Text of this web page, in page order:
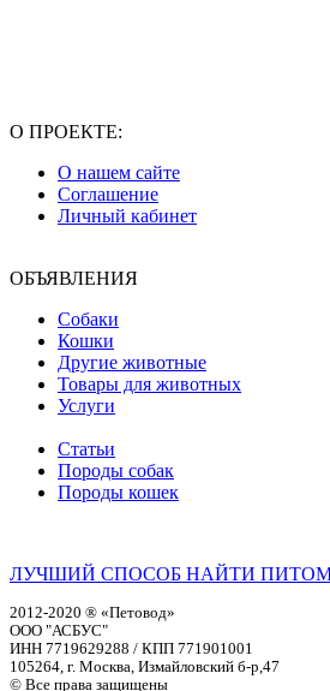
О ПРОЕКТЕ:
О нашем сайте
Соглашение
Личный кабинет
ОБЪЯВЛЕНИЯ
Собаки
Кошки
Другие животные
Товары для животных
Услуги
Статьи
Породы собак
Породы кошек
ЛУЧШИЙ СПОСОБ НАЙТИ
2012-2020 ® «Петовод»
ООО "АСБУС"
ИНН 7719629288 / КПП 771901001
105264, г. Москва, Измайловский б-р,47
© Все права защищены